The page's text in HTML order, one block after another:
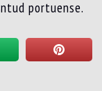
portuense.